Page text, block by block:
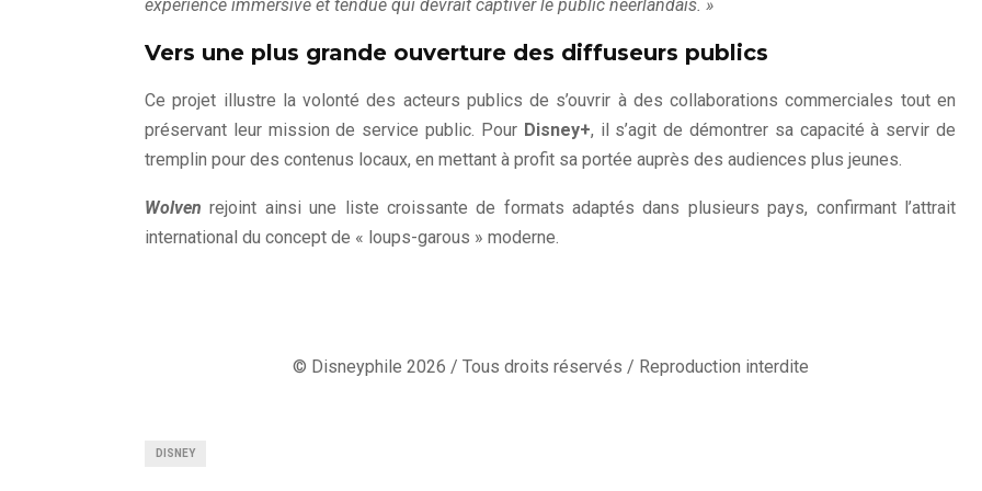
expérience immersive et tendue qui devrait captiver le public néerlandais. »
Vers une plus grande ouverture des diffuseurs publics
Ce projet illustre la volonté des acteurs publics de s’ouvrir à des collaborations commerciales tout en
préservant leur mission de service public. Pour Disney+, il s’agit de démontrer sa capacité à servir de
tremplin pour des contenus locaux, en mettant à profit sa portée auprès des audiences plus jeunes.
Wolven rejoint ainsi une liste croissante de formats adaptés dans plusieurs pays, confirmant l’attrait
international du concept de « loups-garous » moderne.
© Disneyphile 2026 / Tous droits réservés / Reproduction interdite
DISNEY